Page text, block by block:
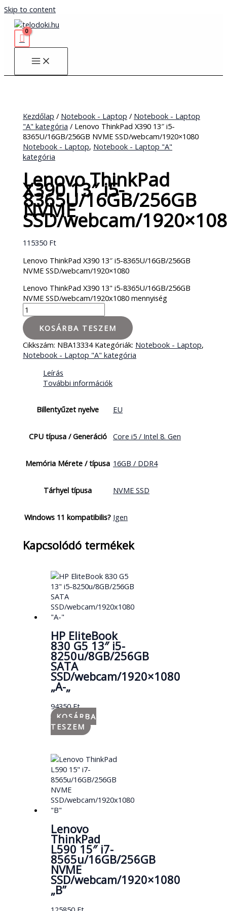
Skip to content
Kezdőlap / Notebook - Laptop / Notebook - Laptop
"A" kategória / Lenovo ThinkPad X390 13″ i5-
8365U/16GB/256GB NVME SSD/webcam/1920×1080
Notebook - Laptop, Notebook - Laptop "A"
kategória
Lenovo ThinkPad
X390 13″ i5-
8365U/16GB/256GB
NVME
SSD/webcam/
115350 Ft
Lenovo ThinkPad X390 13″ i5-8365U/16GB/256GB
NVME SSD/webcam/1920×1080
Lenovo ThinkPad X390 13" i5-8365U/16GB/256GB
NVME SSD/webcam/1920x1080 mennyiség
KOSÁRBA TESZEM
Cikkszám: NBA13334 Kategóriák: Notebook - Laptop,
Notebook - Laptop "A" kategória
Leírás
További információk
Billentyűzet nyelve EU
CPU típusa / Generáció Core i5 / Intel 8. Gen
Memória Mérete / típusa 16GB / DDR4
Tárhyel típusa NVME SSD
Windows 11 kompatibilis? Igen
Kapcsolódó termékek
HP EliteBook
830 G5 13″ i5-
8250u/8GB/256GB
SATA
SSD/webcam/1920×1080
„A-„
94350Ft
KOSÁRBA
TESZEM
Lenovo
ThinkPad
L590 15″ i7-
8565u/16GB/256GB
NVME
SSD/webcam/1920×1080
„B”